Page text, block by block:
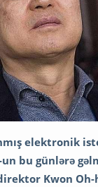
elektronik
bu günlərə
Kwon